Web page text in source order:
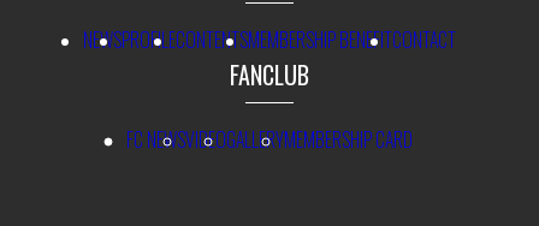
NEWSPROFILECONTENTSMEMBERSHIP BENEFITCONTACT
FANCLUB
FC NEWSVIDEOGALLERYMEMBERSHIP CARD